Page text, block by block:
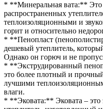
* **Минеральная вата:**
распространенных
теплоизоляционными и
горит и относительно
* **Пенопласт
дешевый утеплитель,
Однако он горюч и не
* **Экструдированный
это более плотный и
лучшими
влаги.
* **Эковата:** Эковата – это